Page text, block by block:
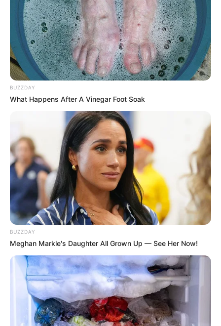
I Don’t Care
BUZZDAY
What Happens After A Vinegar Foot Soak
BUZZDAY
Meghan Markle's Daughter All Grown Up — See Her Now!